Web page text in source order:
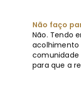
Não faço
Não. Tendo
acolhimento
comunidade
para que a